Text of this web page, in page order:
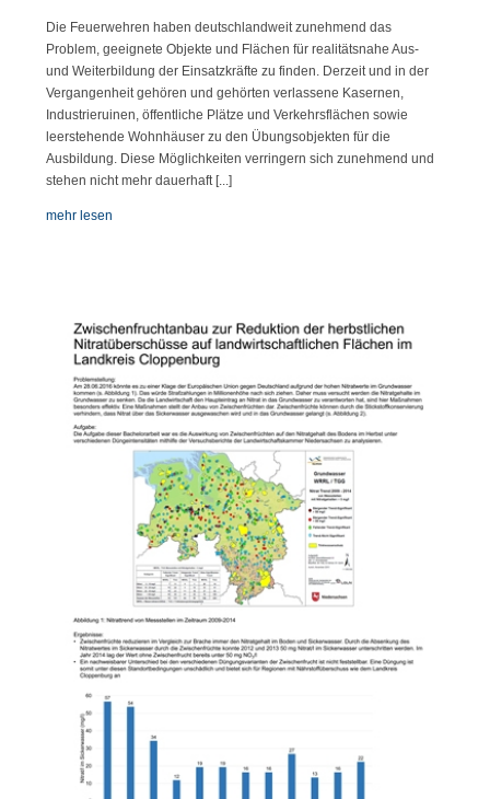
Die Feuerwehren haben deutschlandweit zunehmend das
Problem, geeignete Objekte und Flächen für realitätsnahe Aus-
und Weiterbildung der Einsatzkräfte zu finden. Derzeit und in der
Vergangenheit gehören und gehörten verlassene Kasernen,
Industrieruinen, öffentliche Plätze und Verkehrsflächen sowie
leerstehende Wohnhäuser zu den Übungsobjekten für die
Ausbildung. Diese Möglichkeiten verringern sich zunehmend und
stehen nicht mehr dauerhaft [...]
mehr lesen